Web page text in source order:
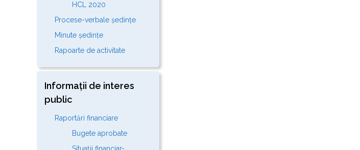
HCL 2020
Procese-verbale ședințe
Minute ședințe
Rapoarte de activitate
Informații de interes
public
Raportări financiare
Bugete aprobate